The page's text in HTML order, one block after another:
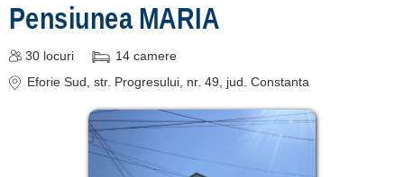
Pensiunea MARIA
30 locuri 14 camere
Eforie Sud , str. Progresului, nr. 49, jud. Constanta